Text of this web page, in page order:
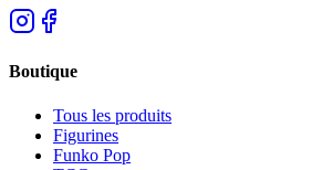
Boutique
Tous les produits
Figurines
Funko Pop